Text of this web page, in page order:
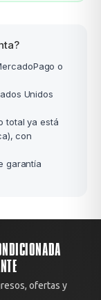
o
Unidos
total ya está
con
garantía
ofertas y